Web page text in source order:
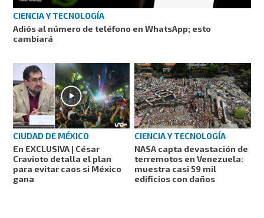
CIENCIA Y TECNOLOGÍA
Adiós al número de teléfono en WhatsApp; esto
cambiará
CIUDAD DE MÉXICO
En EXCLUSIVA | César
Cravioto detalla el plan
para evitar caos si México
gana
CIENCIA Y TECNOLOGÍA
NASA capta devastación de
terremotos en Venezuela:
muestra casi 59 mil
edificios con daños